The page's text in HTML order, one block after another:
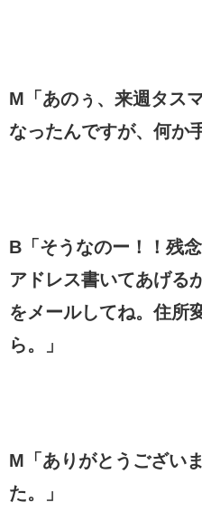
M「あのぅ、来週タス
なったんですが、何か
B「そうなのー！！残
アドレス書いてあげる
をメールしてね。住所
ら。」
M「ありがとうござい
た。」